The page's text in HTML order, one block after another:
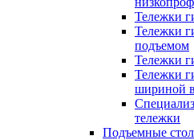
Тележки
Тележки
подъемом
Тележки
Тележки
шириной
тележки
Подъемные